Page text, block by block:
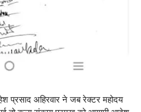
प्रसाद अहिरवार ने जब रेक्टर महोदय